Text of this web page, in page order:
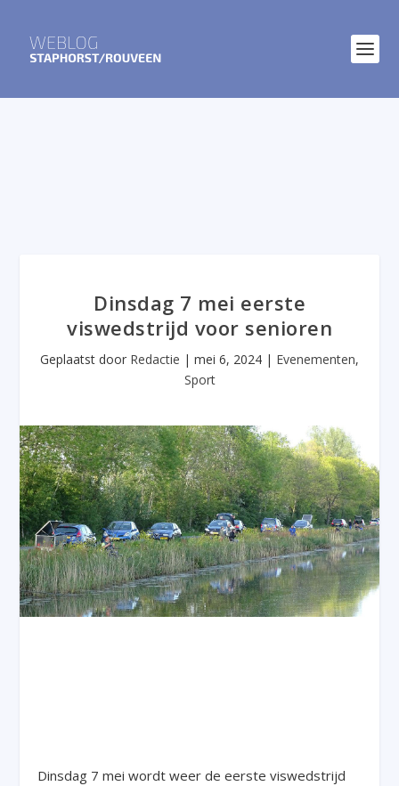
Dinsdag 7 mei eerste
viswedstrijd voor senioren
Geplaatst door Redactie | mei 6, 2024 | Evenementen,
Sport
Dinsdag 7 mei wordt weer de eerste viswedstrijd